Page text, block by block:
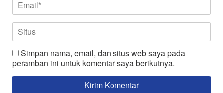
Simpan nama, email, dan situs web saya pada
peramban ini untuk komentar saya berikutnya.